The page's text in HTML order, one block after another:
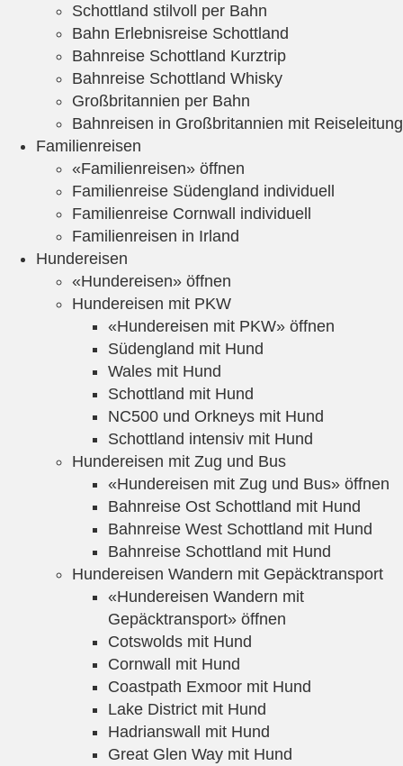
Schottland stilvoll per Bahn
Bahn Erlebnisreise Schottland
Bahnreise Schottland Kurztrip
Bahnreise Schottland Whisky
Großbritannien per Bahn
Bahnreisen in Großbritannien mit Reiseleitung
Familienreisen
«Familienreisen» öffnen
Familienreise Südengland individuell
Familienreise Cornwall individuell
Familienreisen in Irland
Hundereisen
«Hundereisen» öffnen
Hundereisen mit PKW
«Hundereisen mit PKW» öffnen
Südengland mit Hund
Wales mit Hund
Schottland mit Hund
NC500 und Orkneys mit Hund
Schottland intensiv mit Hund
Hundereisen mit Zug und Bus
«Hundereisen mit Zug und Bus» öffnen
Bahnreise Ost Schottland mit Hund
Bahnreise West Schottland mit Hund
Bahnreise Schottland mit Hund
Hundereisen Wandern mit Gepäcktransport
«Hundereisen Wandern mit
Gepäcktransport» öffnen
Cotswolds mit Hund
Cornwall mit Hund
Coastpath Exmoor mit Hund
Lake District mit Hund
Hadrianswall mit Hund
Great Glen Way mit Hund